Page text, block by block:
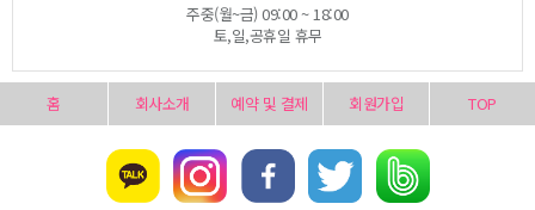
주중(월~금) 09:00 ~ 18:00
토,일,공휴일 휴무
홈 회사소개 예약 및 결제 회원가입 TOP